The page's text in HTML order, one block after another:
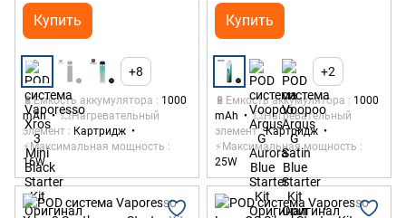
Купить
+8
🔋Емкость аккумулятора
1000
mAh
💥Нагревательный
элемент
Картридж
⚡Максимальная мощность
16W
Купить
+2
🔋Емкость аккумулятора
1000
mAh
💥Нагревательный
элемент Картридж
⚡Максимальная мощность
25W